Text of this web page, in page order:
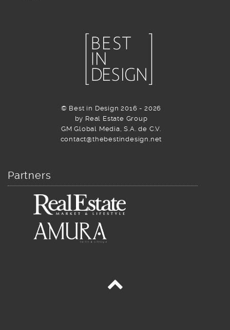
© Best in Design 2016 - 2026
by Real Estate Group
GM Global Media, S.A. de C.V.
contact@thebestindesign.net
Partners